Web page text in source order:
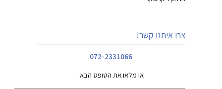
צרו איתנו קשר!
072-2331066
או מלאו את הטופס הבא: